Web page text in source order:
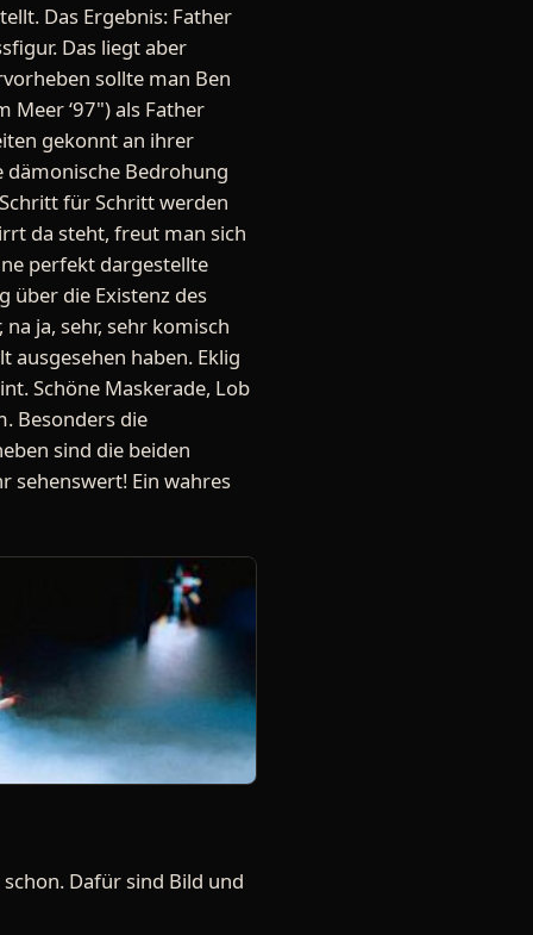
Das Ergebnis: Father
Das liegt aber
sollte man Ben
Meer ‘97") als Father
gekonnt an ihrer
dämonische Bedrohung
für Schritt werden
da steht, freut man sich
perfekt dargestellte
über die Existenz des
ja, sehr, sehr komisch
ausgesehen haben. Eklig
Schöne Maskerade, Lob
Besonders die
sind die beiden
sehenswert! Ein wahres
schon. Dafür sind Bild und